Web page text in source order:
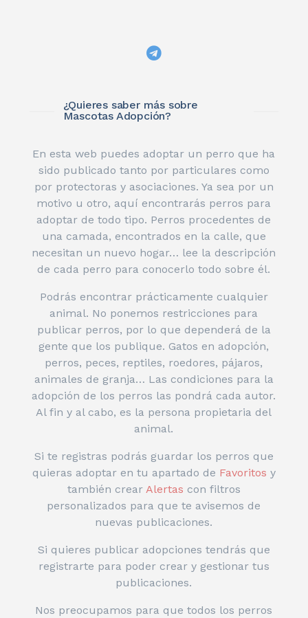
¿Quieres saber más sobre
Mascotas Adopción?
En esta web puedes adoptar un perro que ha
sido publicado tanto por particulares como
por protectoras y asociaciones. Ya sea por un
motivo u otro, aquí encontrarás perros para
adoptar de todo tipo. Perros procedentes de
una camada, encontrados en la calle, que
necesitan un nuevo hogar… lee la descripción
de cada perro para conocerlo todo sobre él.
Podrás encontrar prácticamente cualquier
animal. No ponemos restricciones para
publicar perros, por lo que dependerá de la
gente que los publique. Gatos en adopción,
perros, peces, reptiles, roedores, pájaros,
animales de granja… Las condiciones para la
adopción de los perros las pondrá cada autor.
Al fin y al cabo, es la persona propietaria del
animal.
Si te registras podrás guardar los perros que
quieras adoptar en tu apartado de Favoritos y
también crear Alertas con filtros
personalizados para que te avisemos de
nuevas publicaciones.
Si quieres publicar adopciones tendrás que
registrarte para poder crear y gestionar tus
publicaciones.
Nos preocupamos para que todos los perros